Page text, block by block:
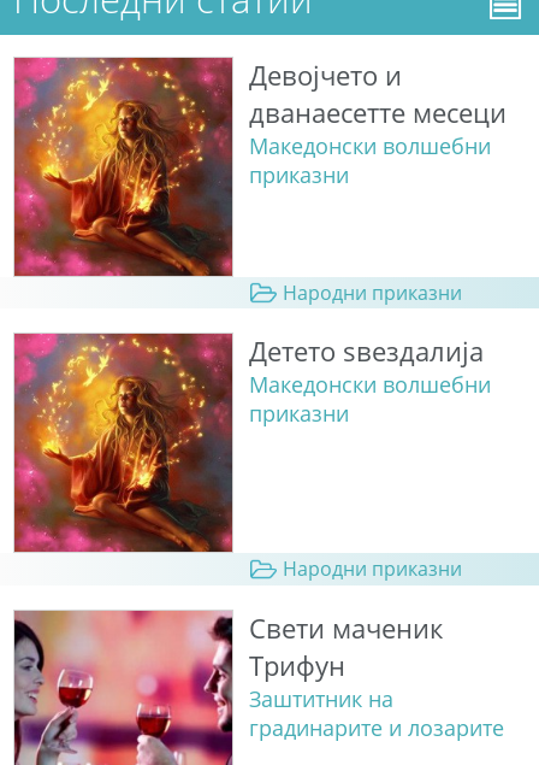
Девојчето и
дванаесетте месеци
Македонски волшебни
приказни
Народни приказни
Детето ѕвездалија
Македонски волшебни
приказни
Народни приказни
Свети маченик
Трифун
Заштитник на
градинарите и лозарите